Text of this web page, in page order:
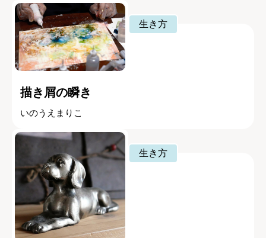
生き方
描き屑の瞬き
いのうえまりこ
生き方